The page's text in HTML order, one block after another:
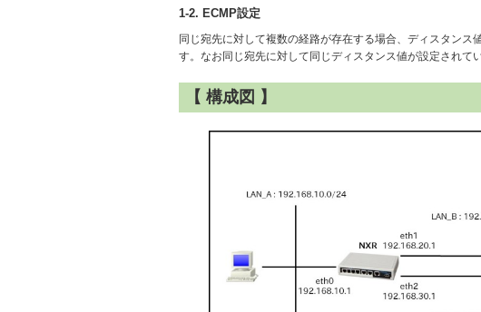
1-2. ECMP設定
同じ宛先に対して複数の経路が存在する場合、ディスタン
す。なお同じ宛先に対して同じディスタンス値が設定されて
【 構成図 】